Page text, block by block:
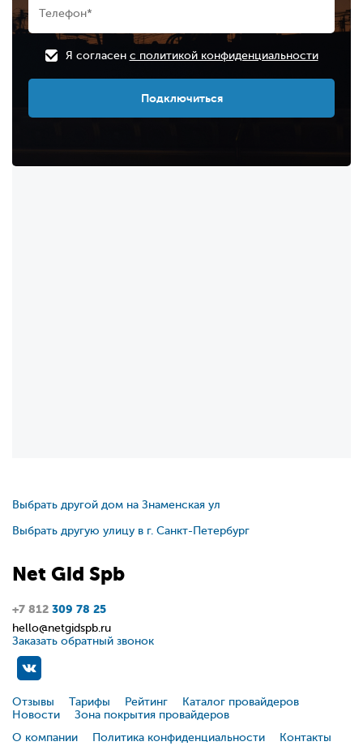
Я согласен с политикой конфиденциальности
Подключиться
Выбрать другой дом на Знаменская ул
Выбрать другую улицу в г. Санкт-Петербург
Net Gid Spb
+7 812 309 78 25
hello@netgidspb.ru
Заказать обратный звонок
Отзывы Тарифы Рейтинг
Каталог провайдеров
Новости
Зона покрытия провайдеров
О компании
Политика конфиденциальности
Контакты